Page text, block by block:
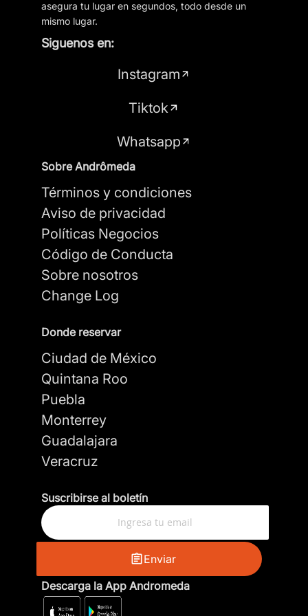
06/05/26
excelente todo.
La comida y café deliciosos
Su valoración
Atención
Calidad
Precio
Apodo
Reseña
Enviar reseña
asegura tu lugar en segundos, todo desde un
mismo lugar.
Siguenos en:
Instagram
Tiktok
Whatsapp
Sobre Andrômeda
Términos y condiciones
Aviso de privacidad
Políticas Negocios
Código de Conducta
Sobre nosotros
Change Log
Donde reservar
Ciudad de México
Quintana Roo
Puebla
Monterrey
Guadalajara
Veracruz
Suscribirse al boletín
Enviar
Descarga la App Andromeda